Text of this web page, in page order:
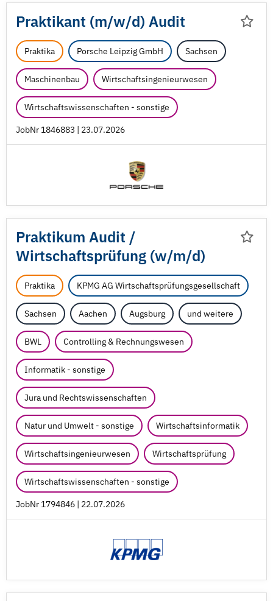
Praktikant (m/w/d) Audit
Praktika Porsche Leipzig GmbH Sachsen
Maschinenbau Wirtschaftsingenieurwesen
Wirtschaftswissenschaften - sonstige
JobNr 1846883 | 23.07.2026
Praktikum Audit /
Wirtschaftsprüfung (w/m/d)
Praktika KPMG AG Wirtschaftsprüfungsgesellschaft
Sachsen Aachen Augsburg und weitere
BWL Controlling & Rechnungswesen
Informatik - sonstige
Jura und Rechtswissenschaften
Natur und Umwelt - sonstige Wirtschaftsinformatik
Wirtschaftsingenieurwesen Wirtschaftsprüfung
Wirtschaftswissenschaften - sonstige
JobNr 1794846 | 22.07.2026